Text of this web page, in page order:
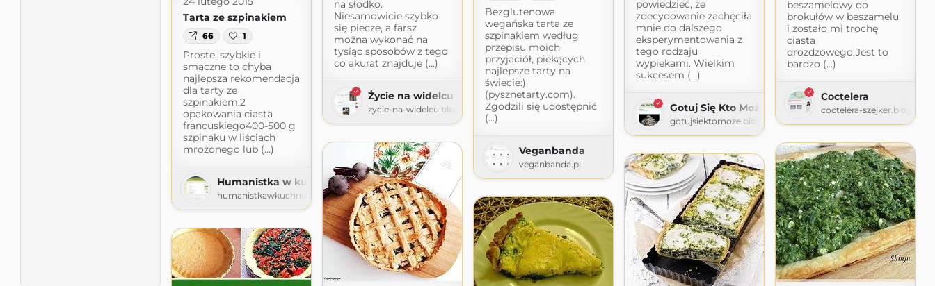
beszamelowy do
brokułów w beszamelu
i zostało mi trochę
ciasta
drożdżowego.Jest to
bardzo (...)
Coctelera
coctelera-
na słodko.
Niesamowicie szybko
się piecze, a farsz
można wykonać na
tysiąc sposobów z tego
co akurat znajduje (...)
Życie na widelcu
zycie-na-widelcu.blogspot.com
powiedzieć, że
zdecydowanie zachęciła
mnie do dalszego
eksperymentowania z
tego rodzaju
wypiekami. Wielkim
sukcesem (...)
Gotuj Się Kto Może
gotujsiektomoze.blogspot.com
Bezglutenowa
wegańska tarta ze
szpinakiem według
przepisu moich
przyjaciół, piekących
najlepsze tarty na
świecie:)
(pysznetarty.com).
Zgodzili się udostępnić
(...)
Veganbanda
veganbanda.pl
Tarta ze szpinakiem
66 1
Proste, szybkie i
smaczne to chyba
najlepsza rekomendacja
dla tarty ze
szpinakiem.2
opakowania ciasta
francuskiego400-500 g
szpinaku w liściach
mrożonego lub (...)
Humanistka w kuchni
humanistkawkuchni.blogspot.com